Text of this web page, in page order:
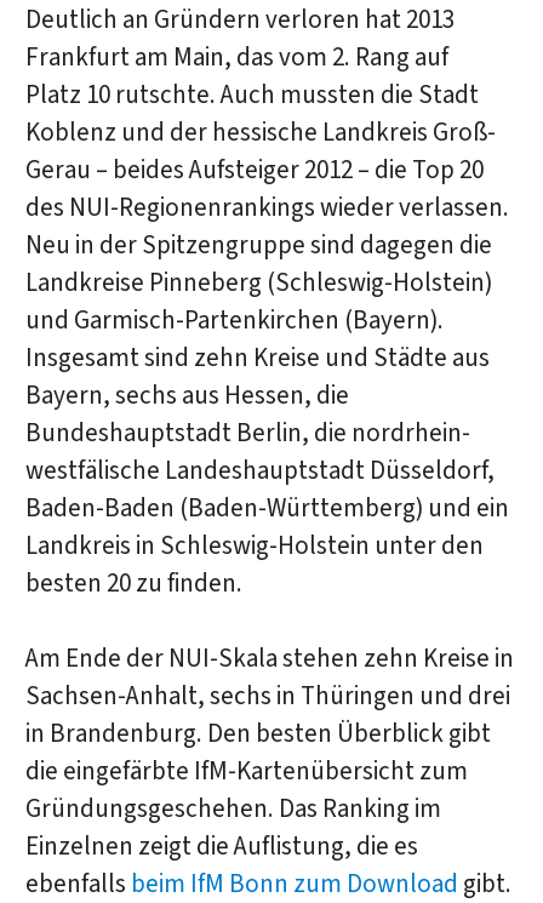
Deutlich an Gründern verloren hat 2013
Frankfurt am Main, das vom 2. Rang auf
Platz 10 rutschte. Auch mussten die Stadt
Koblenz und der hessische Landkreis Groß-
Gerau – beides Aufsteiger 2012 – die Top 20
des NUI-Regionenrankings wieder verlassen.
Neu in der Spitzengruppe sind dagegen die
Landkreise Pinneberg (Schleswig-Holstein)
und Garmisch-Partenkirchen (Bayern).
Insgesamt sind zehn Kreise und Städte aus
Bayern, sechs aus Hessen, die
Bundeshauptstadt Berlin, die nordrhein-
westfälische Landeshauptstadt Düsseldorf,
Baden-Baden (Baden-Württemberg) und ein
Landkreis in Schleswig-Holstein unter den
besten 20 zu finden.
Am Ende der NUI-Skala stehen zehn Kreise in
Sachsen-Anhalt, sechs in Thüringen und drei
in Brandenburg. Den besten Überblick gibt
die eingefärbte IfM-Kartenübersicht zum
Gründungsgeschehen. Das Ranking im
Einzelnen zeigt die Auflistung, die es
ebenfalls beim IfM Bonn zum Download gibt.